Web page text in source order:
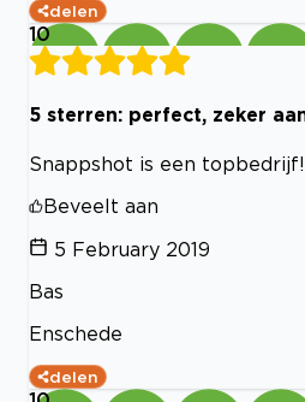
delen
10
5 sterren: perfect, zeker
Snappshot is een topbedrijf!
Beveelt aan
5 February 2019
Bas
Enschede
delen